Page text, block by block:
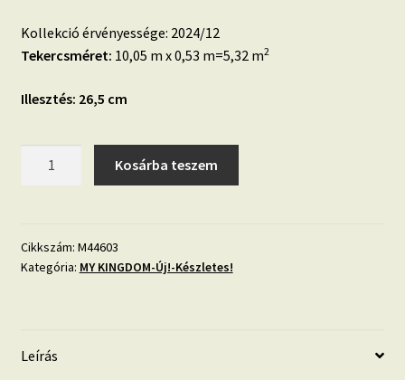
Kollekció érvényessége: 2024/12
Tekercsméret: 10,05 m x 0,53 m=5,32 m2
Illesztés: 26,5 cm
rózsa
mintás
Kosárba teszem
Cikkszám: M44603
Kategória: MY KINGDOM-Új!-Készletes!
Leírás